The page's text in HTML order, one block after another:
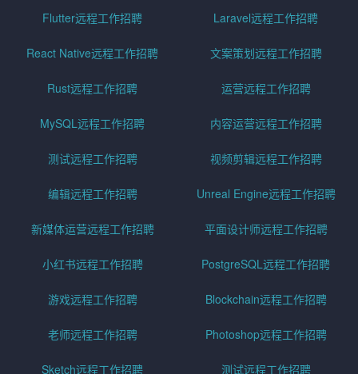
Flutter远程工作招聘 Laravel远程工作招聘
React Native远程工作招聘 文案策划远程工作招聘
Rust远程工作招聘 运营远程工作招聘
MySQL远程工作招聘 内容运营远程工作招聘
测试远程工作招聘 视频剪辑远程工作招聘
编辑远程工作招聘 Unreal Engine远程工作招聘
新媒体运营远程工作招聘 平面设计师远程工作招聘
小红书远程工作招聘 PostgreSQL远程工作招聘
游戏远程工作招聘 Blockchain远程工作招聘
老师远程工作招聘 Photoshop远程工作招聘
Sketch远程工作招聘 测试远程工作招聘